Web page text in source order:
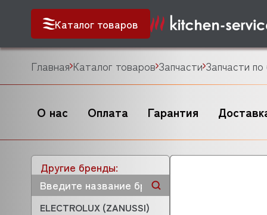
Каталог товаров
Главная Каталог товаров Запчасти Запчасти
О нас Оплата Гарантия
Другие бренды:
ELECTROLUX (ZANUSSI)